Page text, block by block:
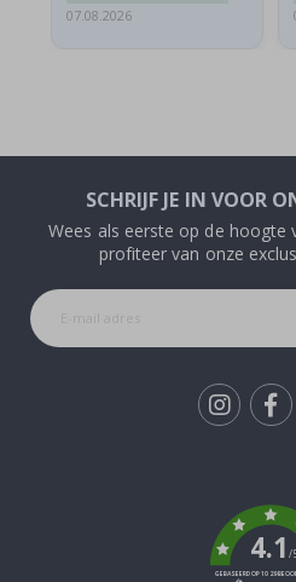
07.08.2026
SCHRIJF JE IN VOOR
Wees als eerste op de hoogte
profiteer van onze
4.1/
GEBASEERD OP 1029